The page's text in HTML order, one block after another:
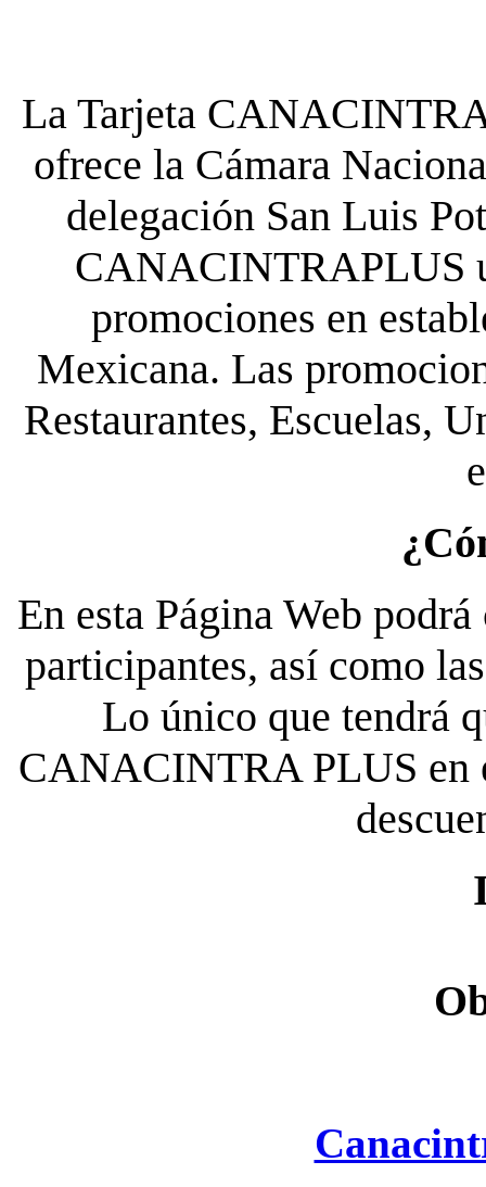
La Tarjeta
ofrece la Cámara
delegación San Luis
CANACINTRAPLUS
promociones en
Mexicana. Las
Restaurantes, Escuelas,
En esta Página Web
participantes, así como
Lo único que tendrá
CANACINTRA PLUS en